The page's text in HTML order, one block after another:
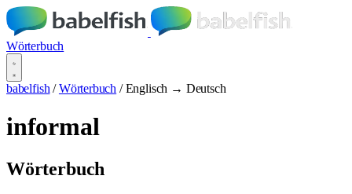
Wörterbuch
babelfish / Wörterbuch / Englisch → Deutsch
informal
Wörterbuch